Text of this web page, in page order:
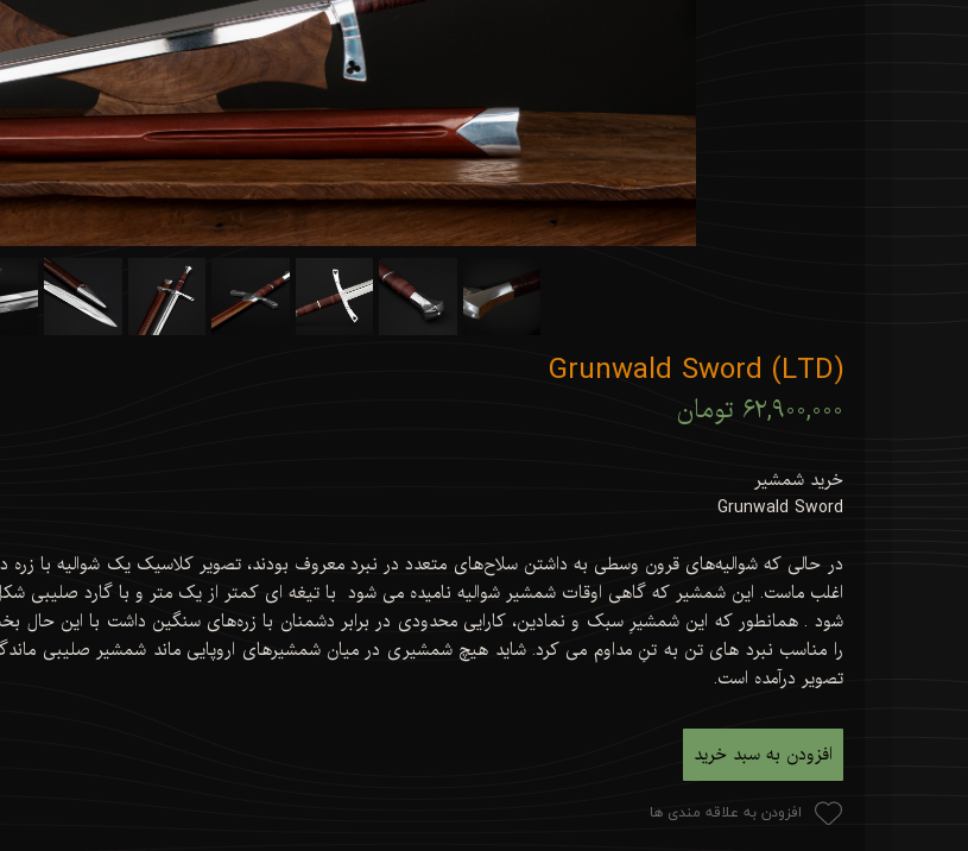
Grunwald Sword (LTD)
۶۲,۹۰۰,۰۰۰ تومان
خرید شمشیر
Grunwald Sword
در حالی که شوالیه‌های قرون وسطی به داشتن سلاح‌های متعدد در نبرد معروف بودند، تصویر کلاسیک یک شوالیه با
اغلب ماست. این شمشیر که گاهی اوقات شمشیر شوالیه نامیده می شود با تیغه ای کمتر از یک متر و با گارد صلیبی
شود . همانطور که این شمشیرِ سبک و نمادین، کارایی محدودی در برابر دشمنان با زره‌های سنگین داشت با این حال
را مناسب نبرد های تن به تنِ مداوم می کرد. شاید هیچ شمشیری در میان شمشیرهای اروپایی ماند شمشیر صلیبی ماندگار
تصویر درآمده است.
افزودن به سبد خرید
افزودن به علاقه مندی ها